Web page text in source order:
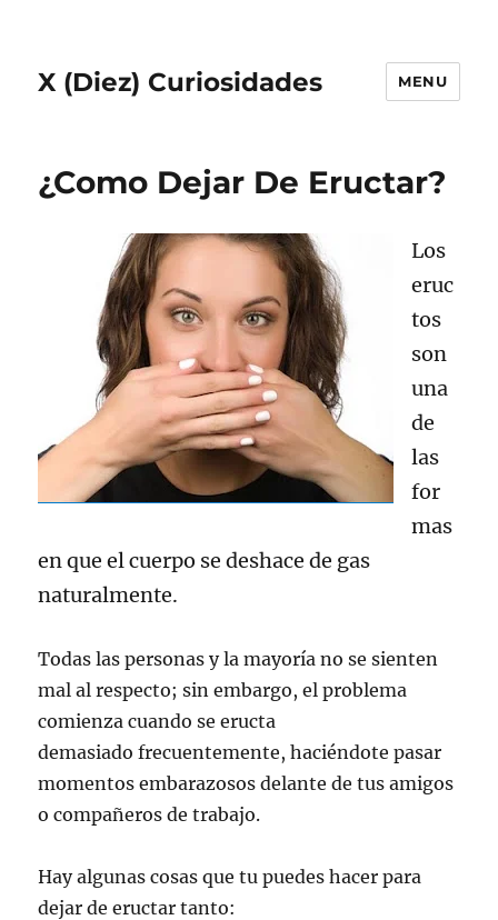
X (Diez) Curiosidades MENU
¿Como Dejar De Eructar?
Los
eruc
tos
son
una
de
las
for
mas
en que el cuerpo se deshace de gas
naturalmente.
Todas las personas y la mayoría no se sienten
mal al respecto; sin embargo, el problema
comienza cuando se eructa
demasiado frecuentemente, haciéndote pasar
momentos embarazosos delante de tus amigos
o compañeros de trabajo.
Hay algunas cosas que tu puedes hacer para
dejar de eructar tanto: